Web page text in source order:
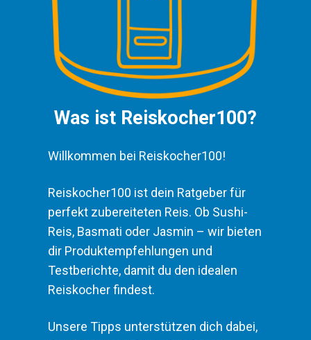
Was ist Reiskocher100?
Willkommen bei Reiskocher100!
Reiskocher100 ist dein Ratgeber für
perfekt zubereiteten Reis. Ob Sushi-
Reis, Basmati oder Jasmin – wir bieten
dir Produktempfehlungen und
Testberichte, damit du den idealen
Reiskocher findest.
Unsere Tipps unterstützen dich dabei,